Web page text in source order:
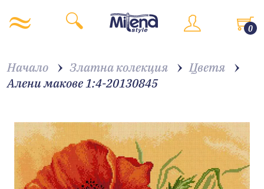
0
Начало Златна колекция
Цветя
Алени макове 1:4-20130845